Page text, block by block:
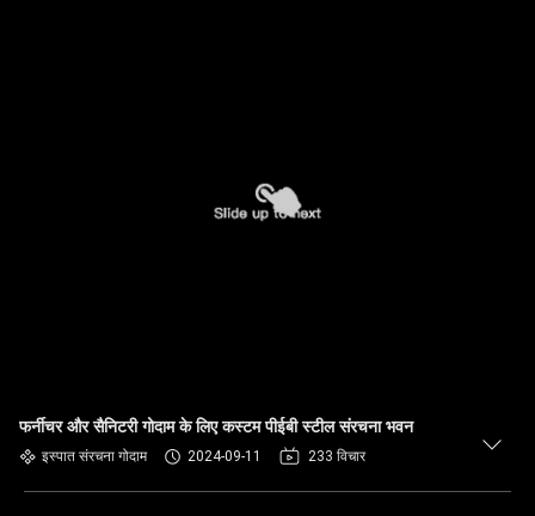
फर्नीचर और सैनिटरी गोदाम के लिए कस्टम पीईबी स्टील संरचना भवन
इस्पात संरचना गोदाम 2024-09-11 233 विचार